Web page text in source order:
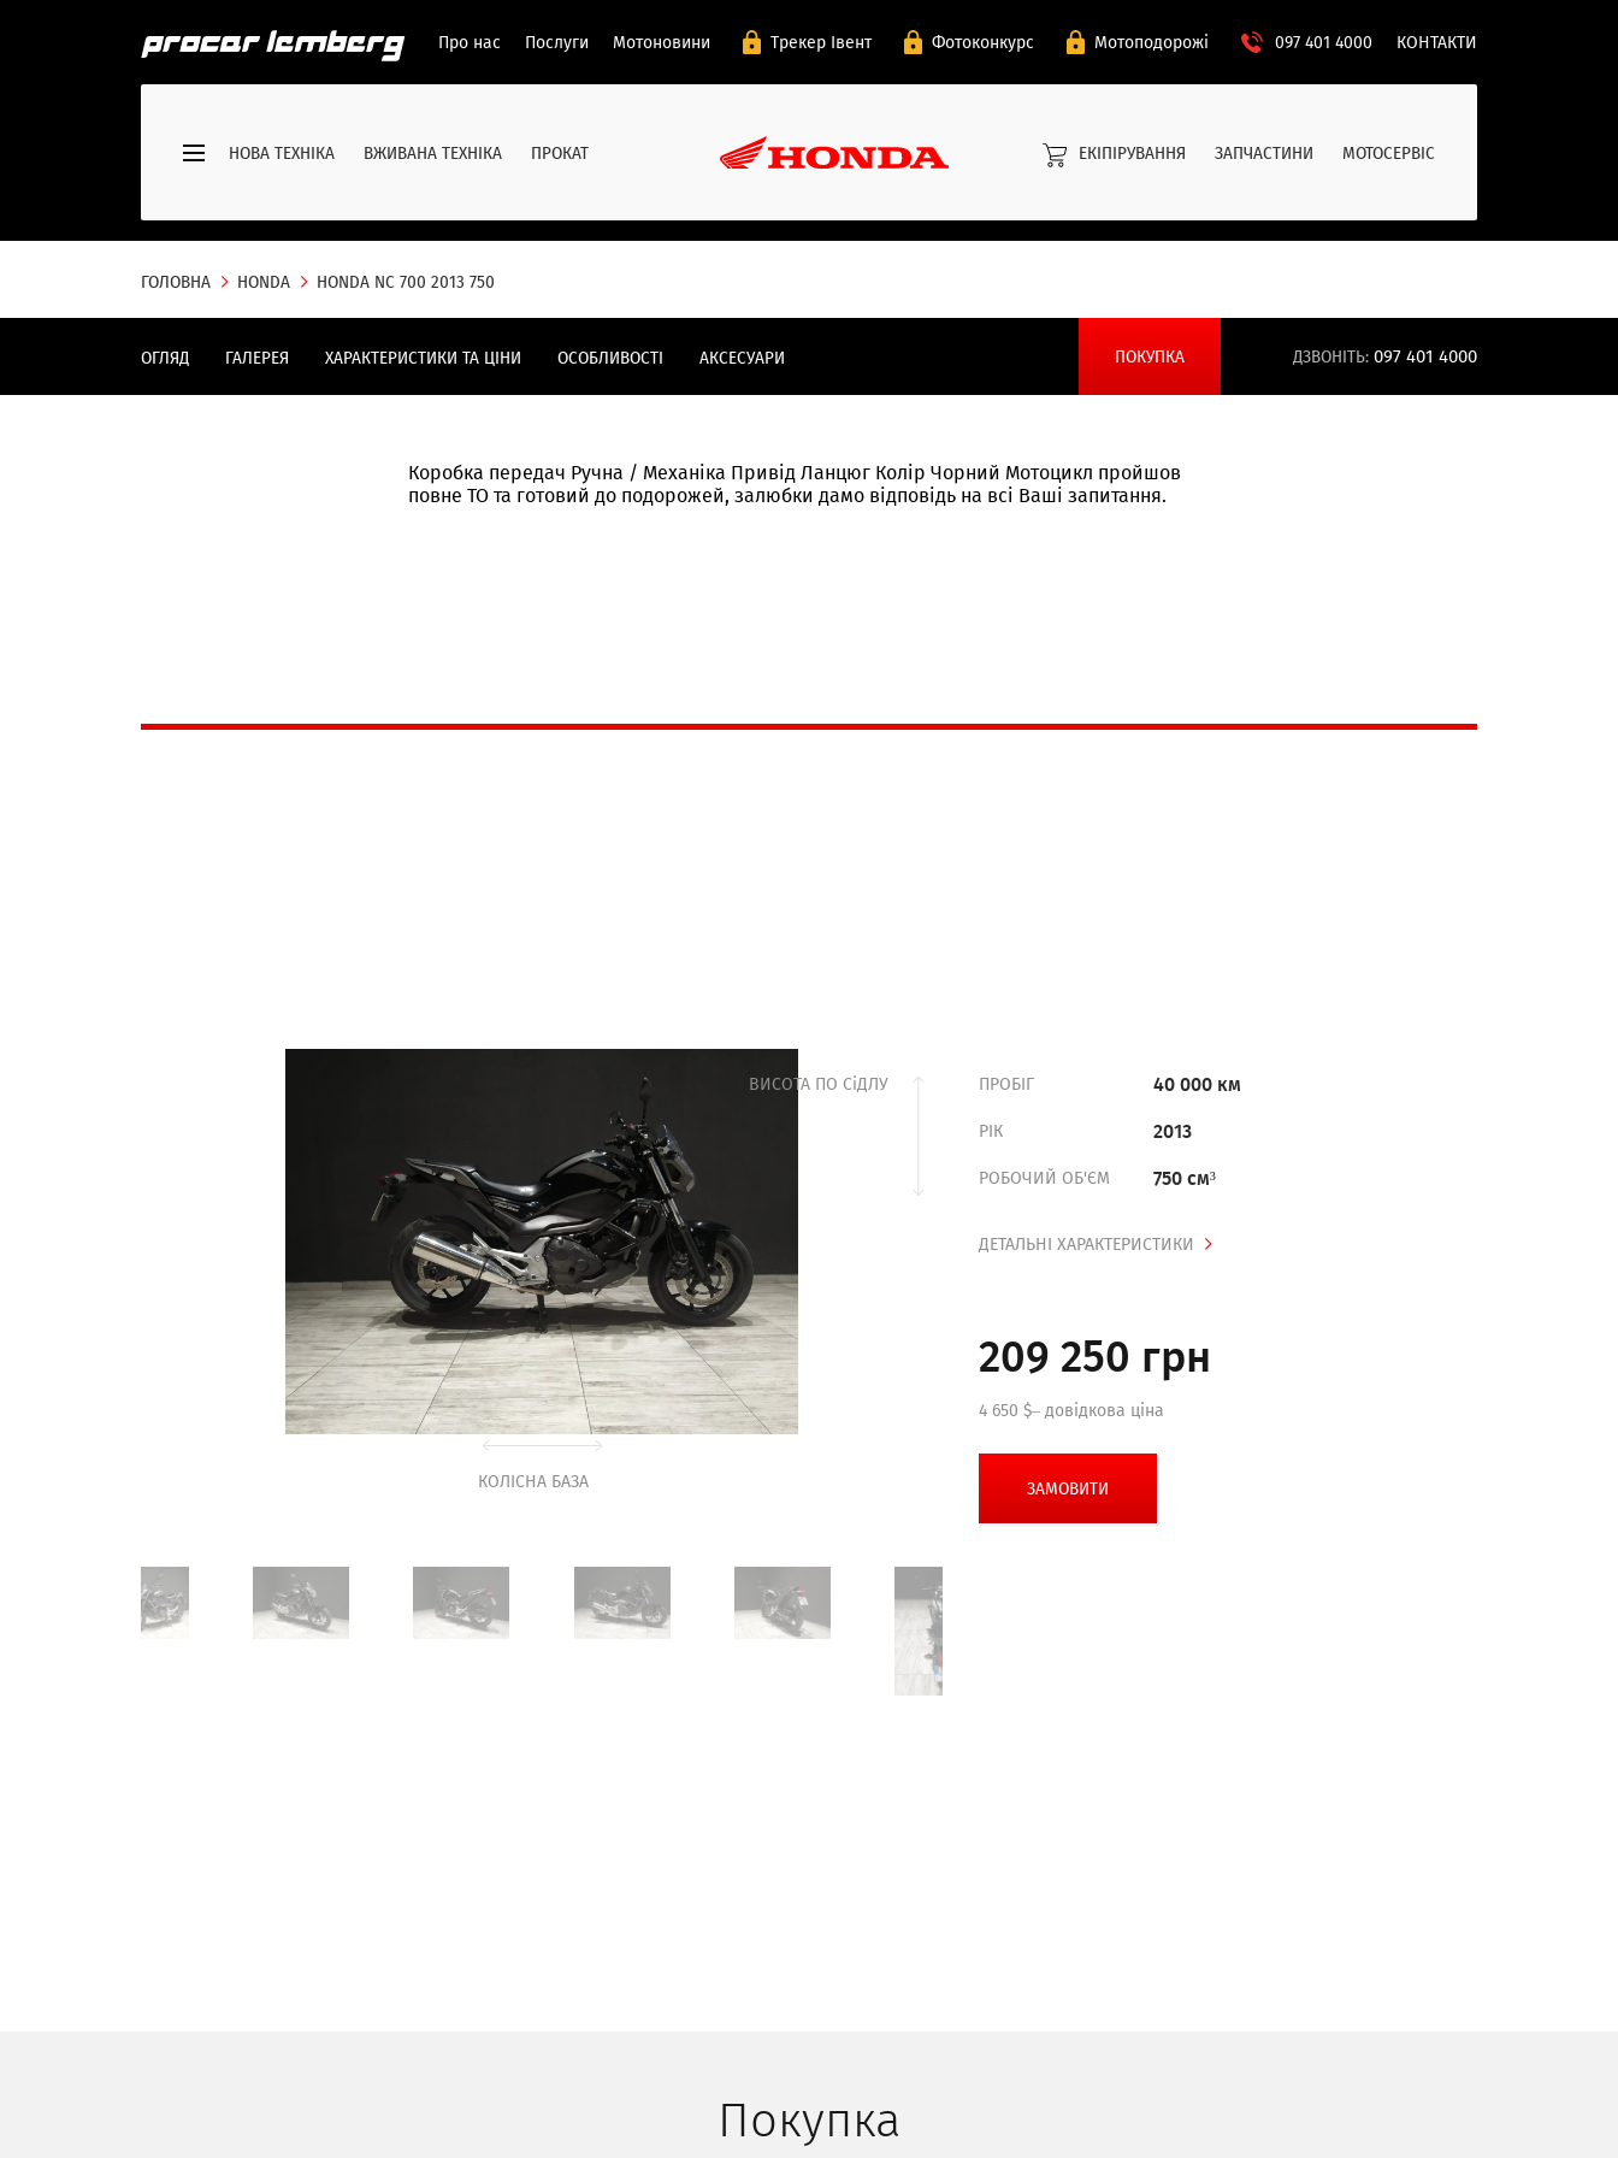
Про нас Послуги Мотоновини Трекер Івент Фотоконкурс Мотоподорожі 097 401 4000 КОНТАКТИ
НОВА ТЕХНІКА ВЖИВАНА ТЕХНІКА ПРОКАТ ЕКІПІРУВАННЯ ЗАПЧАСТИНИ МОТОСЕРВІС
ГОЛОВНА HONDA HONDA NC 700 2013 750
ОГЛЯД ГАЛЕРЕЯ ХАРАКТЕРИСТИКИ ТА ЦІНИ ОСОБЛИВОСТІ АКСЕСУАРИ ПОКУПКА ДЗВОНІТЬ: 097 401 4000
Коробка передач Ручна / Механіка Привід Ланцюг Колір Чорний Мотоцикл пройшов
повне ТО та готовий до подорожей, залюбки дамо відповідь на всі Ваші запитання.
КОЛІСНА БАЗА
ВИСОТА ПО СіДЛУ ПРОБІГ 40 000 км
РІК 2013
РОБОЧИЙ ОБ'ЄМ 750 см³
ДЕТАЛЬНІ ХАРАКТЕРИСТИКИ
209 250 грн
4 650 $– довідкова ціна
ЗАМОВИТИ
Покупка